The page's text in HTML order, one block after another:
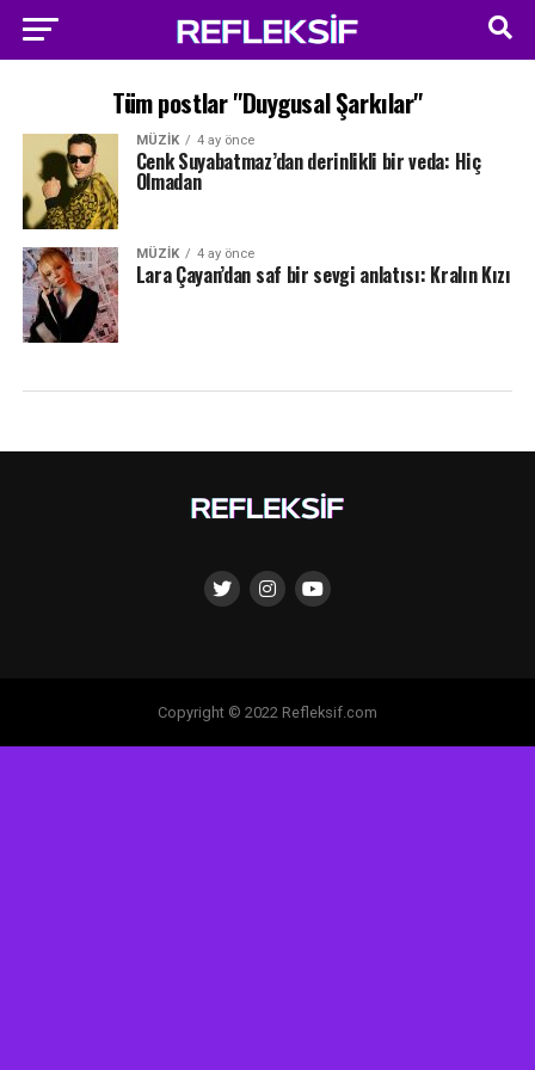
Tüm postlar "Duygusal Şarkılar"
MÜZIK 4 ay önce
Cenk Suyabatmaz’dan derinlikli bir veda: Hiç
Olmadan
MÜZIK 4 ay önce
Lara Çayan’dan saf bir sevgi anlatısı: Kralın Kızı
Copyright © 2022 Refleksif.com